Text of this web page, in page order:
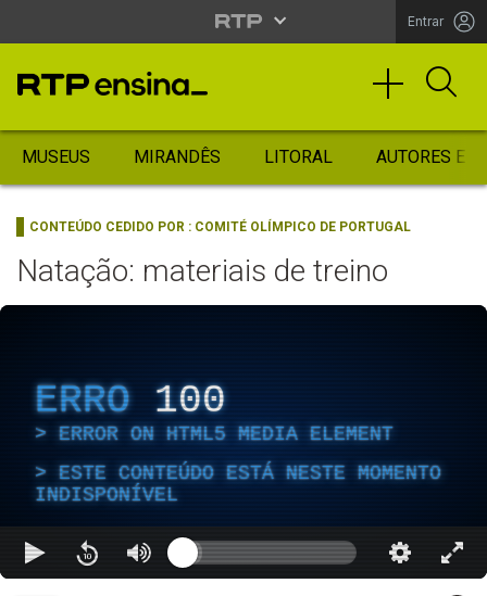
Entrar
MUSEUS MIRANDÊS LITORAL AUTORES
CONTEÚDO CEDIDO POR : COMITÉ OLÍMPICO DE PORTUGAL
Natação: materiais de treino
ERRO 100
ERROR ON HTML5 MEDIA ELEMENT
ESTE CONTEÚDO ESTÁ NESTE MOMENTO
INDISPONÍVEL